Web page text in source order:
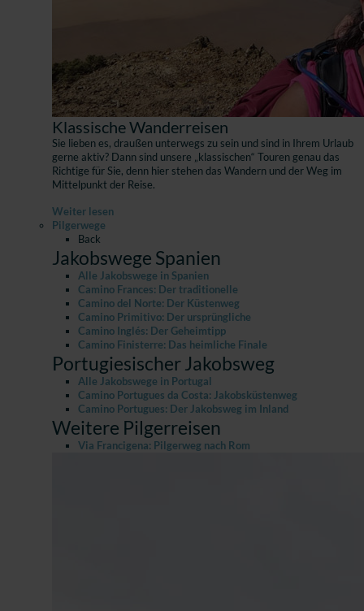
Klassische Wanderreisen
Sie lieben es, draußen unterwegs zu sein und sind in Ihrem Urlaub
gerne aktiv? Dann sind unsere „klassischen“ Touren genau das
Richtige für Sie, denn hier stehen das Wandern und der Weg im
Mittelpunkt der Reise.
Weiter lesen
Pilgerwege
Back
Jakobswege Spanien
Alle Jakobswege in Spanien
Camino Frances: Der traditionelle
Camino del Norte: Der Küstenweg
Camino Primitivo: Der ursprüngliche
Camino Inglés: Der Geheimtipp
Camino Finisterre: Das heimliche Finale
Portugiesischer Jakobsweg
Alle Jakobswege in Portugal
Camino Portugues da Costa: Jakobsküstenweg
Camino Portugues: Der Jakobsweg im Inland
Weitere Pilgerreisen
Via Francigena: Pilgerweg nach Rom